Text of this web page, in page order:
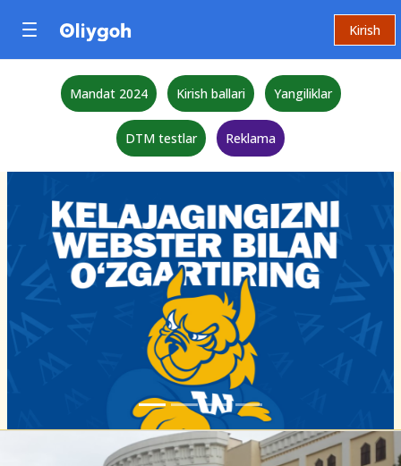
Kirish
Mandat 2024 Kirish ballari Yangiliklar
DTM testlar Reklama